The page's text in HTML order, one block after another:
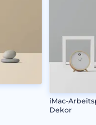
iMac-
Dekor